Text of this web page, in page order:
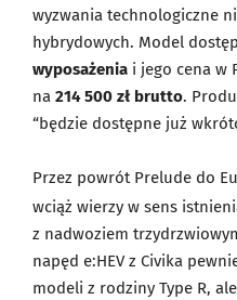
wyzwania technologiczne
hybrydowych. Model
wyposażenia i jego cena w
na 214 500 zł brutto.
“będzie dostępne już
Przez powrót Prelude do
wciąż wierzy w sens
z nadwoziem
napęd e:HEV z Civika
modeli z rodziny Type R, ale